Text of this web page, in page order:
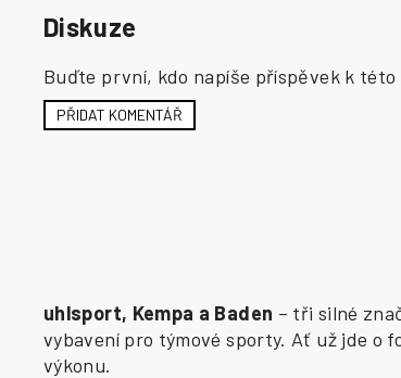
Diskuze
Buďte první, kdo napíše příspěvek k této
PŘIDAT KOMENTÁŘ
uhlsport, Kempa a Baden – tři silné
vybavení pro týmové sporty. Ať už jde o
výkonu.